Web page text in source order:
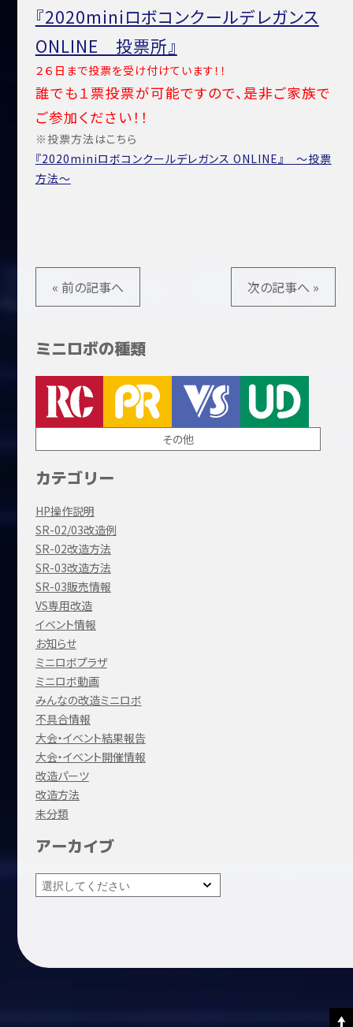
『2020miniロボコンクールデレガンス
ONLINE 投票所』
２６日まで投票を受け付けています！！
誰でも１票投票が可能ですので、是非ご家族で
ご参加ください！！
※投票方法はこちら
『2020miniロボコンクールデレガンス ONLINE』 ～投票
方法～
« 前の記事へ 次の記事へ »
ミニロボの種類
その他
カテゴリー
HP操作説明
SR-02/03改造例
SR-02改造方法
SR-03改造方法
SR-03販売情報
VS専用改造
イベント情報
お知らせ
ミニロボプラザ
ミニロボ動画
みんなの改造ミニロボ
不具合情報
大会・イベント結果報告
大会・イベント開催情報
改造パーツ
改造方法
未分類
アーカイブ